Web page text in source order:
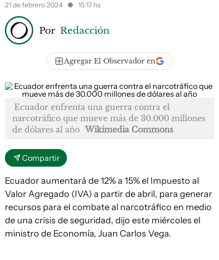
21 de febrero 2024
15:17 hs
Por Redacción
Agregar El Observador en
Ecuador enfrenta una guerra contra el
narcotráfico que mueve más de 30.000 millones
de dólares al año Wikimedia Commons
Compartir
Ecuador aumentará de 12% a 15% el Impuesto al
Valor Agregado (IVA) a partir de abril, para generar
recursos para el combate al narcotráfico en medio
de una crisis de seguridad, dijo este miércoles el
ministro de Economía, Juan Carlos Vega.